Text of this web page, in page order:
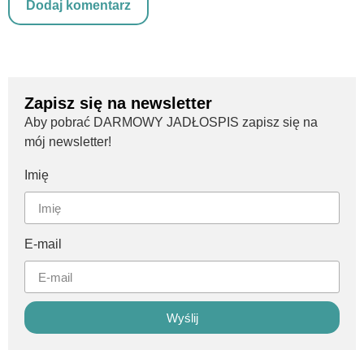
Zapisz się na newsletter
Aby pobrać DARMOWY JADŁOSPIS zapisz się na
mój newsletter!
Imię
E-mail
Wyślij